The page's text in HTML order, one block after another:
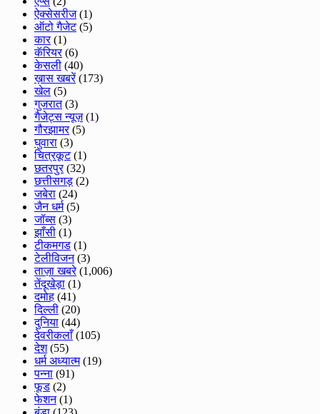
ऐक्सेसरीज(1)
ऑटो गैजेट(5)
कार(1)
कॅरियर(6)
केसली (40)
ख़ास खबरें(173)
खेल (5)
गुजरात(3)
गैजेट्स न्यूज़(1)
गौरझामर(5)
घुवारा (3)
चित्रकूट(1)
छतरपुर(32)
छत्तीसगड़ (2)
जबेरा (24)
जैन धर्म(5)
जॉब्स (3)
झाँसी (1)
टीकमगड (1)
टेलीविजन(3)
ताज़ा खबरे(1,006)
तेंदूखेड़ा (1)
दमोह (41)
दिल्ली (20)
दुनिया (44)
देवरीकलाँ(105)
देश(55)
धर्म अध्यात्म(19)
पन्ना (91)
फूड (2)
फेशन(1)